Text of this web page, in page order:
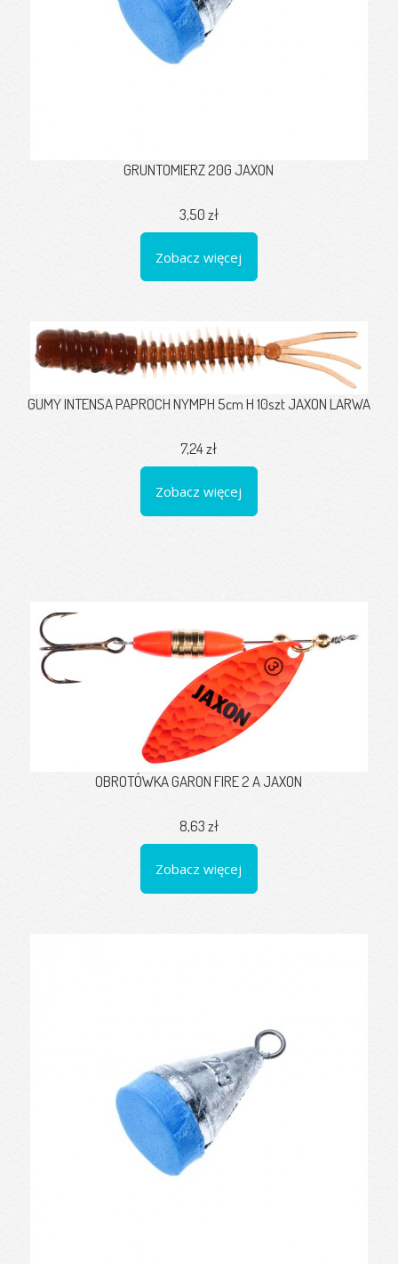
GRUNTOMIERZ 20G JAXON
3,50 zł
Zobacz więcej
GUMY INTENSA PAPROCH NYMPH 5cm H 10szt JAXON LARWA
7,24 zł
Zobacz więcej
OBROTÓWKA GARON FIRE 2 A JAXON
8,63 zł
Zobacz więcej